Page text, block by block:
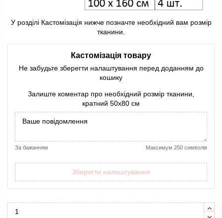
У розділі Кастомізація нижче позначте необхідний вам розмір
тканини.
Кастомізація товару
Не забудьте зберегти налаштування перед доданням до
кошику
Залиште коментар про необхідний розмір тканини,
кратний 50х80 см
За бажанням Максимум 250 символів
Зберегти налаштування